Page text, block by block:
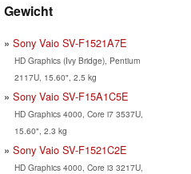
Gewicht
Sony Vaio SV-F1521A7E
HD Graphics (Ivy Bridge), Pentium
2117U, 15.60", 2.5 kg
Sony Vaio SV-F15A1C5E
HD Graphics 4000, Core i7 3537U,
15.60", 2.3 kg
Sony Vaio SV-F1521C2E
HD Graphics 4000, Core i3 3217U,